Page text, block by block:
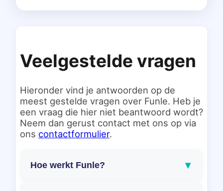
Veelgestelde vragen
Hieronder vind je antwoorden op de
meest gestelde vragen over Funle. Heb je
een vraag die hier niet beantwoord wordt?
Neem dan gerust contact met ons op via
ons contactformulier.
Hoe werkt Funle? ▾